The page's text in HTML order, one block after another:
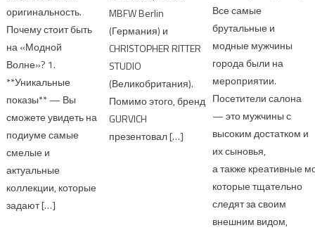
оригинальность.
Почему стоит быть
на «Модной
Волне»? 1.
**Уникальные
показы** — Вы
сможете увидеть на
подиуме самые
смелые и
актуальные
коллекции, которые
задают […]
MBFW Berlin
(Германия) и
CHRISTOPHER RITTER
STUDIO
(Великобритания).
Помимо этого, бренд
GURVICH
презентовал […]
Все самые
брутальные и
модные мужчины
города были на
мероприятии.
Посетители салона
— это мужчины с
высоким достатком и
их сыновья,
а также креативные
которые тщательно
следят за своим
внешним видом,